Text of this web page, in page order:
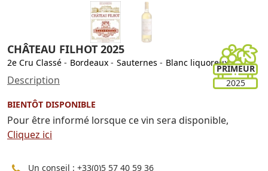
CHÂTEAU FILHOT 2025
2e Cru Classé - Bordeaux - Sauternes - Blanc liquoreux
PRIMEUR
2025
Description
BIENTÔT DISPONIBLE
Pour être informé lorsque ce vin sera disponible,
Cliquez ici
Un conseil : +33(0)5 57 40 59 36